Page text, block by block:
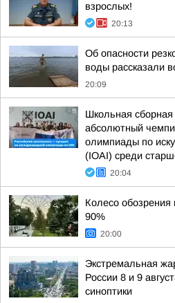
взрослых!
20:13
Об опасности
воды рассказали
20:09
Школьная сборная
абсолютный
олимпиады по
(IOAI) среди
20:04
Колесо обозрения
90%
20:00
Экстремальная
России 8 и 9
синоптики